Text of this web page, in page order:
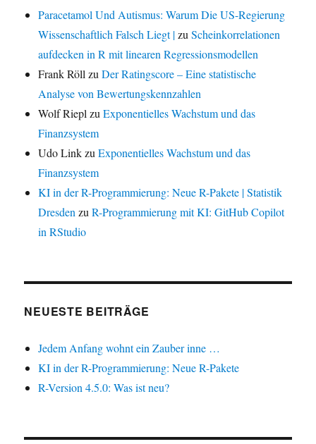
Paracetamol Und Autismus: Warum Die US-Regierung
Wissenschaftlich Falsch Liegt |zuScheinkorrelationen
aufdecken in R mit linearen Regressionsmodellen
Frank RöllzuDer Ratingscore – Eine statistische
Analyse von Bewertungskennzahlen
Wolf RieplzuExponentielles Wachstum und das
Finanzsystem
Udo LinkzuExponentielles Wachstum und das
Finanzsystem
KI in der R-Programmierung: Neue R-Pakete | Statistik
DresdenzuR-Programmierung mit KI: GitHub Copilot
in RStudio
NEUESTE BEITRÄGE
Jedem Anfang wohnt ein Zauber inne …
KI in der R-Programmierung: Neue R-Pakete
R-Version 4.5.0: Was ist neu?